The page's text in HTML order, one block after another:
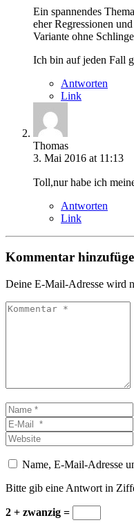
Ein spannendes
eher Regressionen
Variante ohne
Ich bin auf jeden Fall
Antworten
Link
Thomas
3. Mai 2016 at 11:13
Toll,nur habe ich
Antworten
Link
Kommentar
Deine E-Mail-Adresse wird
Kommentar
Name
*E-
Mail
*
Website
Name, E-Mail-Adresse
Bitte gib eine Antwort in
2 + zwanzig =